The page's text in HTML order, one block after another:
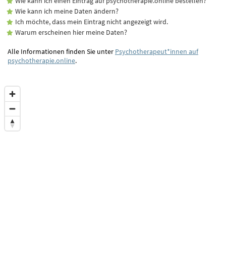
Wie kann ich meine Daten ändern?
Ich möchte, dass mein Eintrag nicht angezeigt wird.
Warum erscheinen hier meine Daten?
Alle Informationen finden Sie unter Psychotherapeut*innen auf
psychotherapie.online.